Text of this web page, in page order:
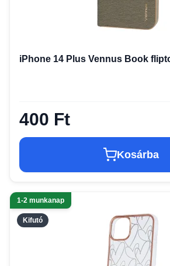
iPhone 14 Plus Vennus Book
400 Ft
Kosárba
Kifutó
1-2 munkanap